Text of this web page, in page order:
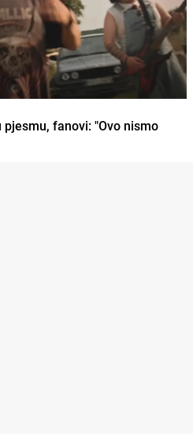
fanovi: "Ovo nismo